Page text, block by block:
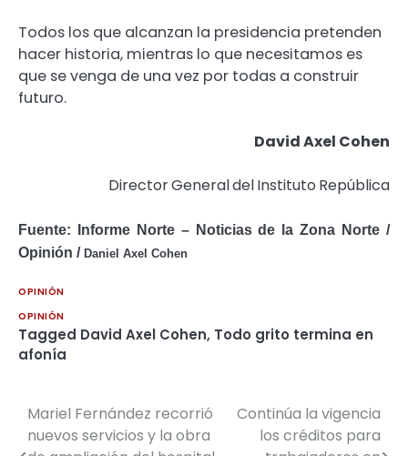
Todos los que alcanzan la presidencia pretenden
hacer historia, mientras lo que necesitamos es
que se venga de una vez por todas a construir
futuro.
DavidAxel Cohen
DirectorGeneraldelInstituto República
Fuente: Informe Norte – Noticias de la Zona Norte /
Opinión / Daniel Axel Cohen
OPINIÓN
OPINIÓN
Tagged David Axel Cohen, Todo grito termina en
afonía
Navegación
de
Mariel Fernández recorrió
nuevos servicios y la obra
Continúa la vigencia
los créditos para